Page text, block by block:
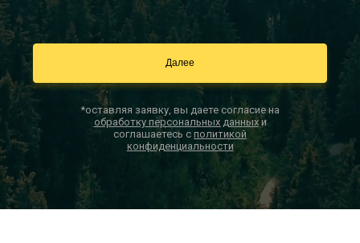
*оставляя заявку, вы даете согласие на
обработку персональных данныхи
соглашаетесь с политикой
конфиденциальности